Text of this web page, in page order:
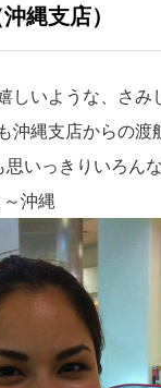
縄支店）
いような、さみ
沖縄支店からの
いっきりいろん
沖縄